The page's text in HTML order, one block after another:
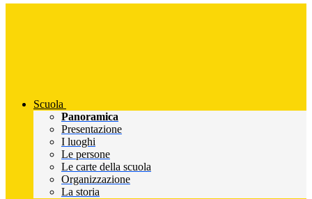
Scuola
Panoramica
Presentazione
I luoghi
Le persone
Le carte della scuola
Organizzazione
La storia